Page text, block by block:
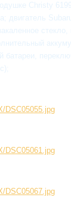
Christy
двигатель
DSC05055.jpg
DSC05061.jpg
DSC05067.jpg